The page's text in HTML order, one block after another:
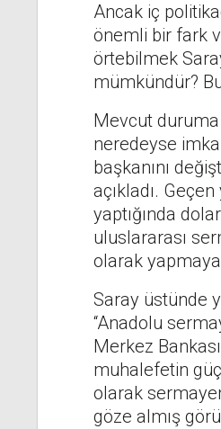
Ancak iç
önemli bir fark
örtebilmek
mümkündür?
Mevcut duruma
neredeyse
başkanını
açıkladı.
yaptığında
uluslararası
olarak yapmaya
Saray üstünde
“Anadolu
Merkez
muhalefetin
olarak
göze almış